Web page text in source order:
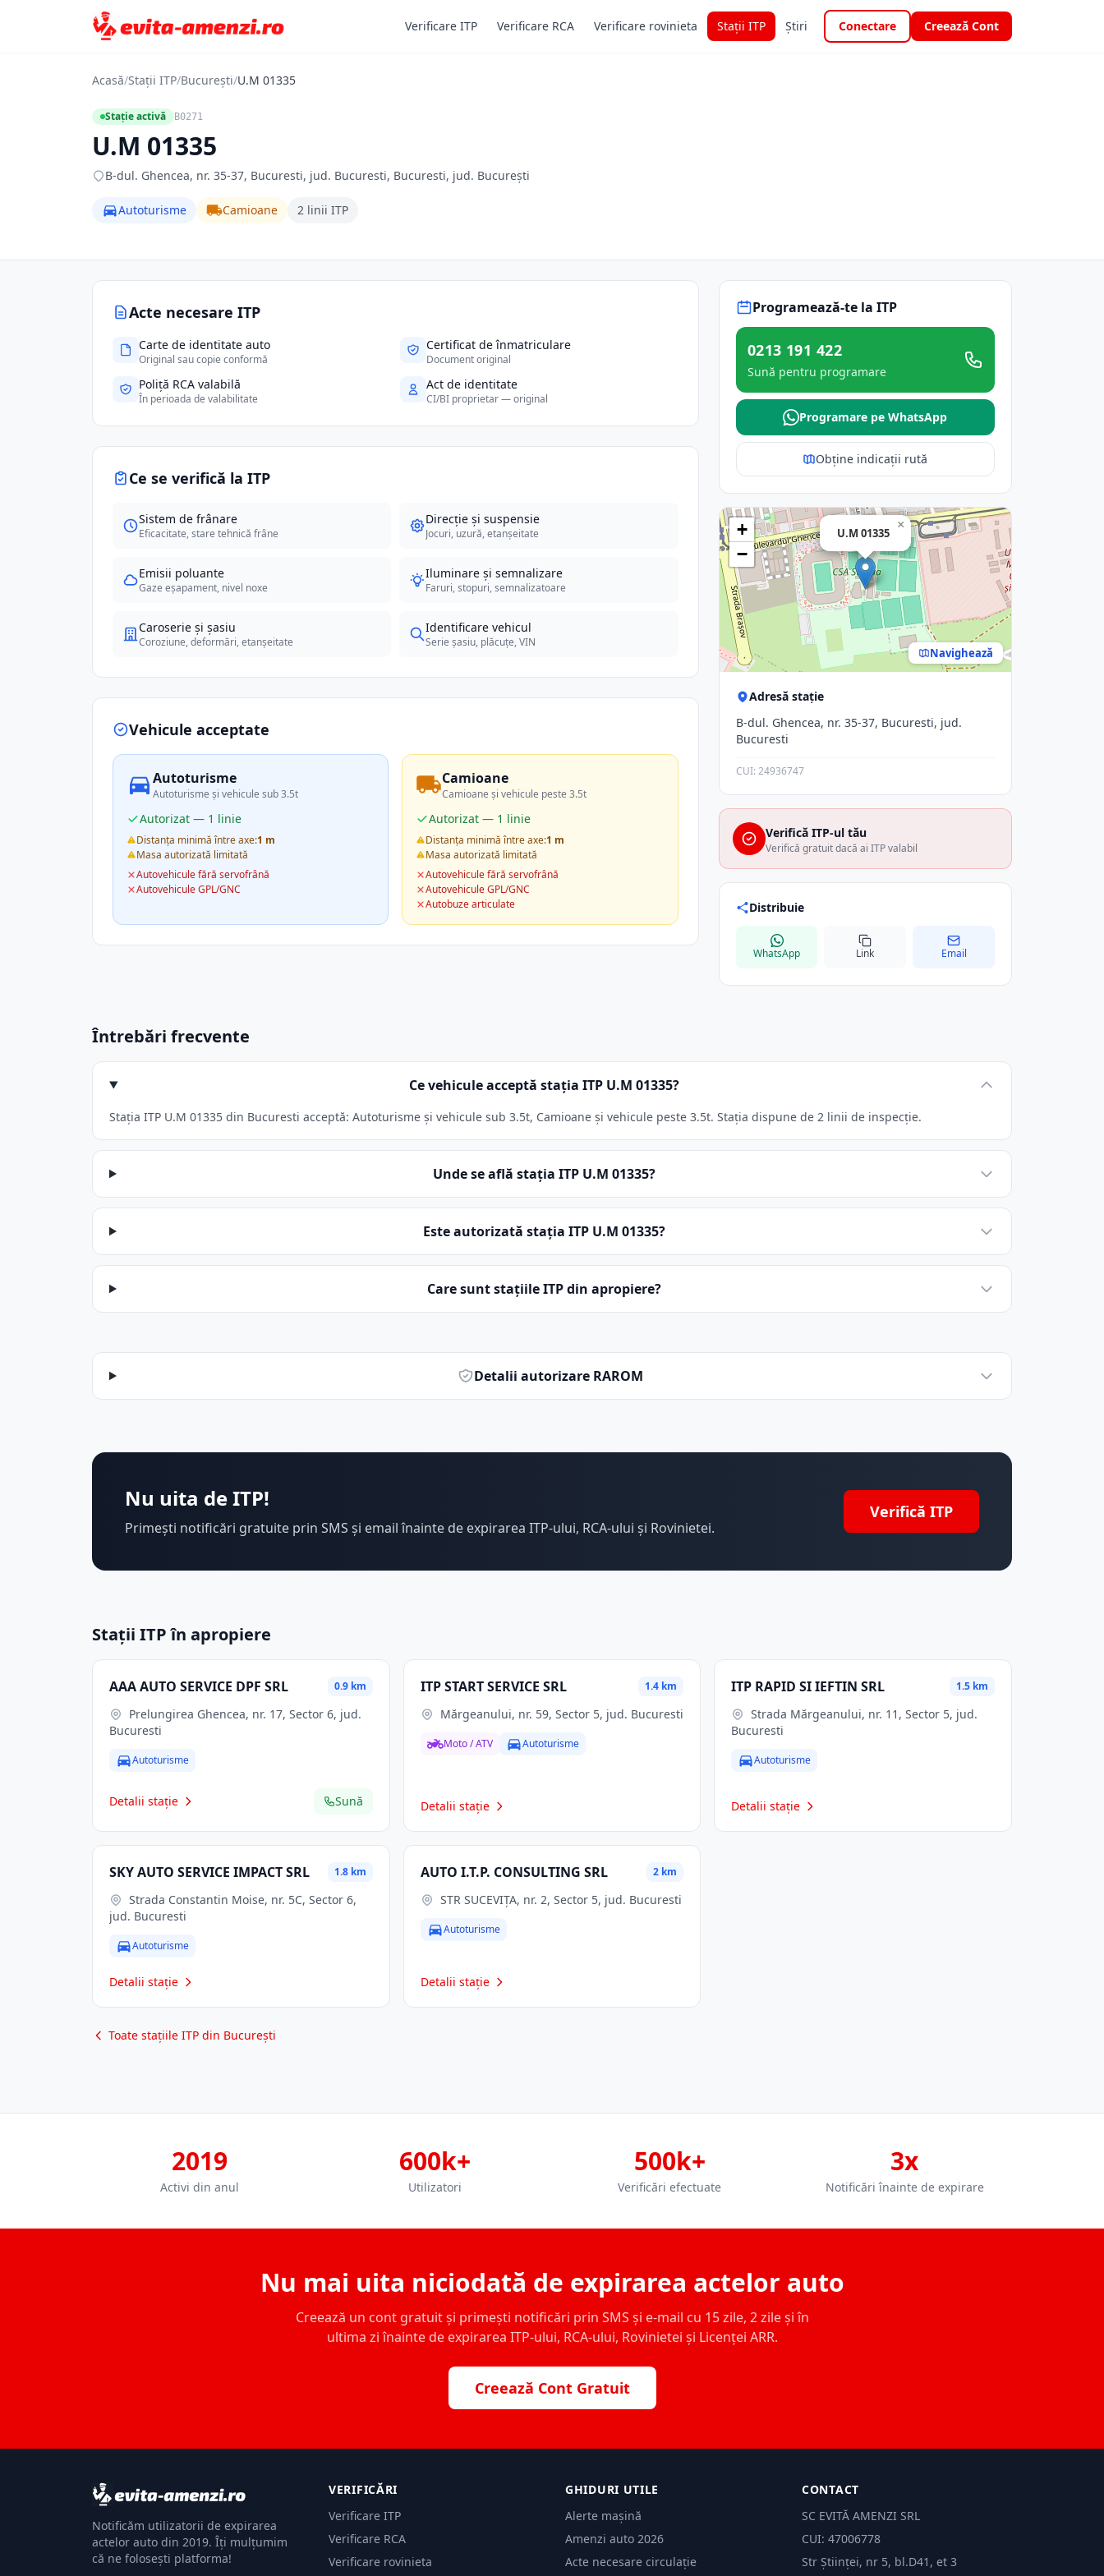
Verificare ITP Verificare RCA Verificare rovinieta Stații ITP Știri Conectare Creează Cont
Acasă/Stații ITP/București/U.M 01335
Stație activă B0271
U.M 01335
B-dul. Ghencea, nr. 35-37, Bucuresti, jud. Bucuresti, Bucuresti, jud. București
Autoturisme Camioane 2 linii ITP
Acte necesare ITP
Carte de identitate auto
Original sau copie conformă
Certificat de înmatriculare
Document original
Poliță RCA valabilă
În perioada de valabilitate
Act de identitate
CI/BI proprietar — original
Ce se verifică la ITP
Sistem de frânare
Eficacitate, stare tehnică frâne
Direcție și suspensie
Jocuri, uzură, etanșeitate
Emisii poluante
Gaze eșapament, nivel noxe
Iluminare și semnalizare
Faruri, stopuri, semnalizatoare
Caroserie și șasiu
Coroziune, deformări, etanșeitate
Identificare vehicul
Serie șasiu, plăcuțe, VIN
Vehicule acceptate
Autoturisme
Autoturisme și vehicule sub 3.5t
Autorizat — 1 linie
Distanța minimă între axe:1 m
Masa autorizată limitată
Autovehicule fără servofrână
Autovehicule GPL/GNC
Camioane
Camioane și vehicule peste 3.5t
Autorizat — 1 linie
Distanța minimă între axe:1 m
Masa autorizată limitată
Autovehicule fără servofrână
Autovehicule GPL/GNC
Autobuze articulate
Programează-te la ITP
0213 191 422
Sună pentru programare
Programare pe WhatsApp
Obține indicații rută
U.M 01335
×
+
−
Navighează
Adresă stație
B-dul. Ghencea, nr. 35-37, Bucuresti, jud.
Bucuresti
CUI: 24936747
Verifică ITP-ul tău
Verifică gratuit dacă ai ITP valabil
Distribuie
WhatsApp Link Email
Întrebări frecvente
Ce vehicule acceptă stația ITP U.M 01335?
Stația ITP U.M 01335 din Bucuresti acceptă: Autoturisme și vehicule sub 3.5t, Camioane și vehicule peste 3.5t. Stația dispune de 2 linii de inspecție.
Unde se află stația ITP U.M 01335?
Este autorizată stația ITP U.M 01335?
Care sunt stațiile ITP din apropiere?
Detalii autorizare RAROM
Nu uita de ITP!
Primești notificări gratuite prin SMS și email înainte de expirarea ITP-ului, RCA-ului și Rovinietei.
Verifică ITP
Stații ITP în apropiere
AAA AUTO SERVICE DPF SRL 0.9 km
Bucuresti
Autoturisme
Detalii stație Sună
ITP START SERVICE SRL 1.4 km
Mărgeanului, nr. 59, Sector 5, jud. Bucuresti
Moto / ATV Autoturisme
Detalii stație
ITP RAPID SI IEFTIN SRL 1.5 km
Strada Mărgeanului, nr. 11, Sector 5, jud.
Bucuresti
Autoturisme
Detalii stație
SKY AUTO SERVICE IMPACT SRL 1.8 km
jud. Bucuresti
Autoturisme
Detalii stație
AUTO I.T.P. CONSULTING SRL 2 km
STR SUCEVIŢA, nr. 2, Sector 5, jud. Bucuresti
Autoturisme
Detalii stație
Toate stațiile ITP din București
2019
Activi din anul
600k+
Utilizatori
500k+
Verificări efectuate
3x
Notificări înainte de expirare
Nu mai uita niciodată de expirarea actelor auto
Creează un cont gratuit și primești notificări prin SMS și e-mail cu 15 zile, 2 zile și în
ultima zi înainte de expirarea ITP-ului, RCA-ului, Rovinietei și Licenței ARR.
Creează Cont Gratuit
Notificăm utilizatorii de expirarea
actelor auto din 2019. Îți mulțumim
că ne folosești platforma!
VERIFICĂRI
Verificare ITP
Verificare RCA
Verificare rovinieta
GHIDURI UTILE
Alerte mașină
Amenzi auto 2026
Acte necesare circulație
CONTACT
SC EVITĂ AMENZI SRL
CUI: 47006778
Str Științei, nr 5, bl.D41, et 3